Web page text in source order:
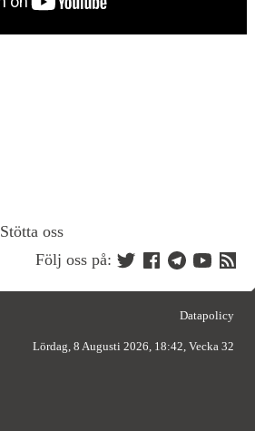
Stötta oss
Följ oss på:
Datapolicy
Lördag, 8 Augusti 2026, 18:42, Vecka 32